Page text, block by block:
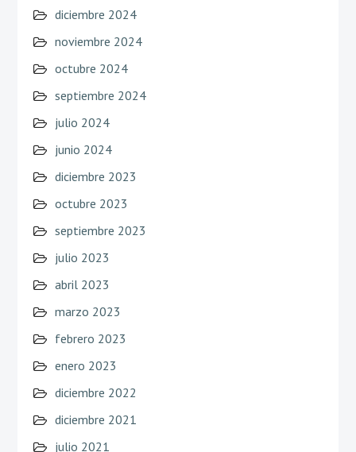
diciembre 2024
noviembre 2024
octubre 2024
septiembre 2024
julio 2024
junio 2024
diciembre 2023
octubre 2023
septiembre 2023
julio 2023
abril 2023
marzo 2023
febrero 2023
enero 2023
diciembre 2022
diciembre 2021
julio 2021